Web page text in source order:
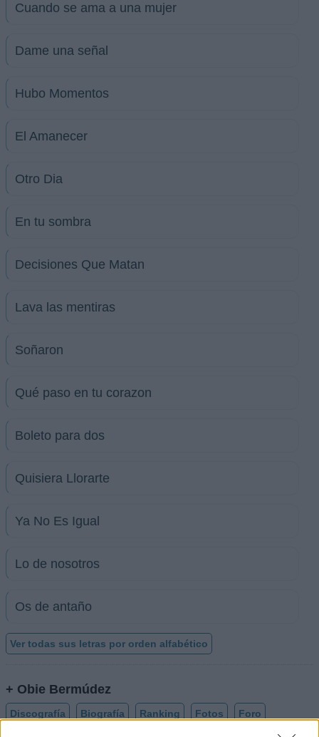
Cuando se ama a una mujer
Dame una señal
Hubo Momentos
El Amanecer
Otro Dia
En tu sombra
Decisiones Que Matan
Lava las mentiras
Soñaron
Qué paso en tu corazon
Boleto para dos
Quisiera Llorarte
Ya No Es Igual
Lo de nosotros
Os de antaño
Ver todas sus letras por orden alfabético
+ Obie Bermúdez
Discografía Biografía Ranking Fotos Foro